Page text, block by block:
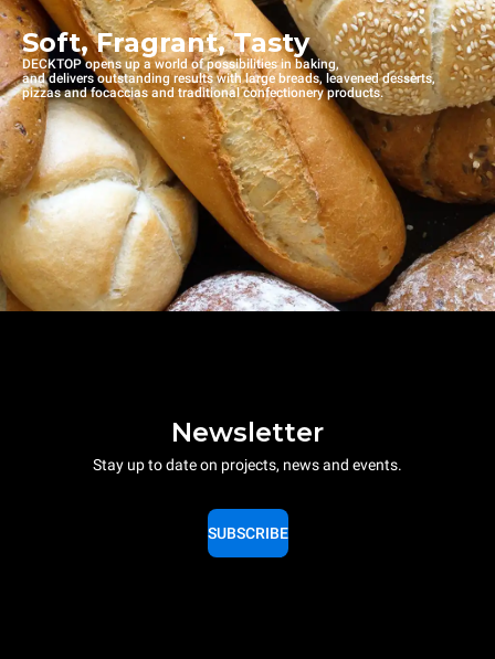
Soft, Fragrant, Tasty
DECKTOP opens up a world of possibilities in baking,
and delivers outstanding results with large breads, leavened desserts,
pizzas and focaccias and traditional confectionery products.
Newsletter
Stay up to date on projects, news and events.
SUBSCRIBE